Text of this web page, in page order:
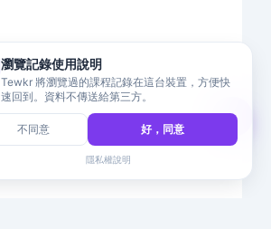
瀏覽記錄使用說明
Tewkr 將瀏覽過的課程記錄在這台裝置，方便快
速回到。資料不傳送給第三方。
不同意 好，同意
隱私權說明